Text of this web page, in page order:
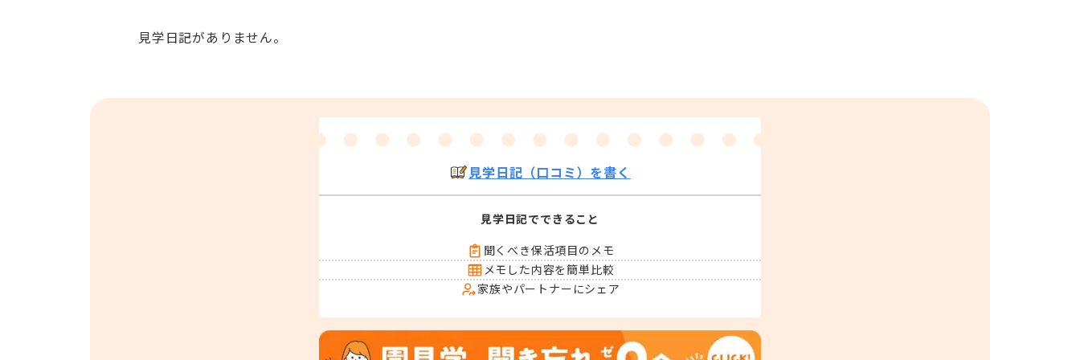
見学日記がありません。
見学日記（口コミ）を書く
見学日記でできること
聞くべき保活項目のメモ
メモした内容を簡単比較
家族やパートナーにシェア